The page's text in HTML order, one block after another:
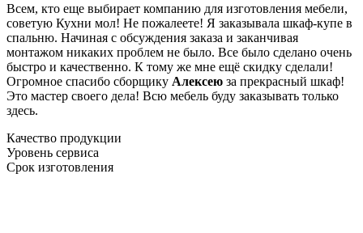
Всем, кто еще выбирает компанию для изготовления мебели,
советую Кухни мол! Не пожалеете! Я заказывала шкаф-купе в
спальню. Начиная с обсуждения заказа и заканчивая
монтажом никаких проблем не было. Все было сделано очень
быстро и качественно. К тому же мне ещё скидку сделали!
Огромное спасибо сборщику Алексею за прекрасный шкаф!
Это мастер своего дела! Всю мебель буду заказывать только
здесь.
Качество продукции
Уровень сервиса
Срок изготовления